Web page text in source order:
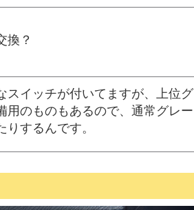
換？
スイッチが付いてますが、上位グ
用のものもあるので、通常グレー
りするんです。